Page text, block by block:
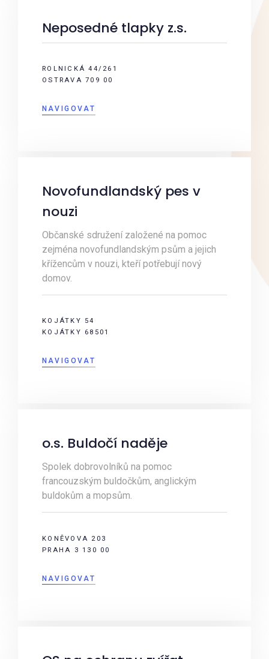
Neposedné tlapky z.s.
ROLNICKÁ 44/261
OSTRAVA 709 00
NAVIGOVAT
Novofundlandský pes v
nouzi
Občanské sdružení založené na pomoc
zejména novofundlandským psům a jejich
křížencům v nouzi, kteří potřebují nový
domov.
KOJÁTKY 54
KOJÁTKY 68501
NAVIGOVAT
o.s. Buldočí naděje
Spolek dobrovolníků na pomoc
francouzským buldočkům, anglickým
buldokům a mopsům.
KONĚVOVA 203
PRAHA 3 130 00
NAVIGOVAT